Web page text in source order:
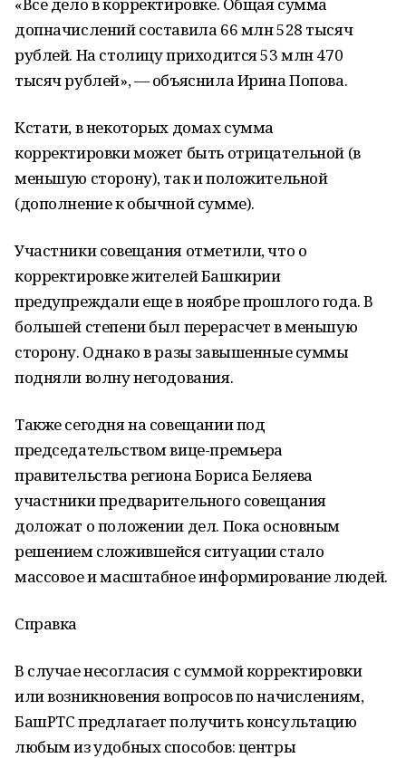
допначислений составила 66 млн 528 тысяч
рублей. На столицу приходится 53 млн 470
тысяч рублей», — объяснила Ирина Попова.
Кстати, в некоторых домах сумма
корректировки может быть отрицательной (в
меньшую сторону), так и положительной
(дополнение к обычной сумме).
Участники совещания отметили, что о
корректировке жителей Башкирии
предупреждали еще в ноябре прошлого года. В
большей степени был перерасчет в меньшую
сторону. Однако в разы завышенные суммы
подняли волну негодования.
Также сегодня на совещании под
председательством вице-премьера
правительства региона Бориса Беляева
участники предварительного совещания
доложат о положении дел. Пока основным
решением сложившейся ситуации стало
массовое и масштабное информирование людей.
Справка
В случае несогласия с суммой корректировки
или возникновения вопросов по начислениям,
БашРТС предлагает получить консультацию
любым из удобных способов: центры